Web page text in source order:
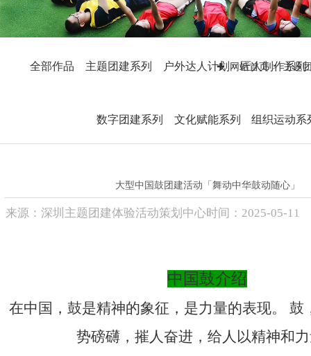
数字团建系列
文化赋能系列
组织运动系列
旅游主题小镇
商务度假景区
国防军事教育
案例展示
生产制造企业
教培政企机构
组织架构
联系方式
特级培训师-渝生泷
高级培训师-张伟峰
高级培训师-全鹏举
高级培训师-李根
联系众程
网站首页 主题
全部作品 主题团建系列 户外达人计划 匠人制作系列
数字团建系列 文化赋能系列 组织运动系
大型中国鼓团建活动「舞动中华鼓动随心」
来源： 深圳主题团建体验活动策划中心时间： 2025-05-11
中国鼓介绍
在中国，鼓是精神的象征，是力量的表现。 鼓
势磅礴，摧人奋进，给人以精神和